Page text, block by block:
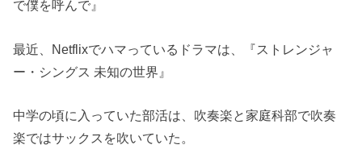
で僕を呼んで』
最近、Netflixでハマっているドラマは、『ストレンジャ
ー・シングス 未知の世界』
中学の頃に入っていた部活は、吹奏楽と家庭科部で吹奏
楽ではサックスを吹いていた。